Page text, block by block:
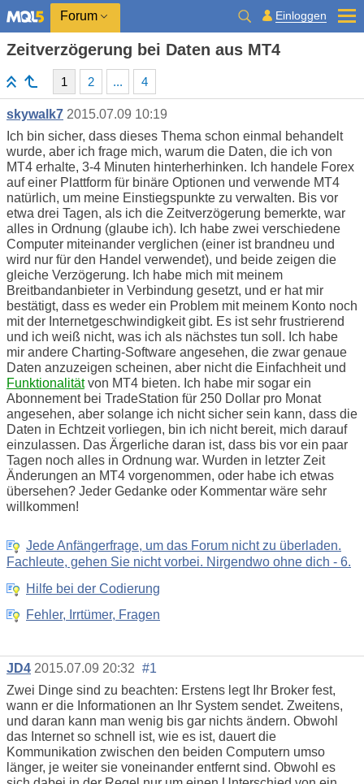
Forum Einloggen
Zeitverzögerung bei Daten aus MT4
1 2 ... 4
skywalk7 2015.07.09 10:19
Ich bin sicher, dass dieses Thema schon einmal behandelt
wurde, aber ich frage mich, warum die Daten, die ich von
MT4 erhalte, 3-4 Minuten hinterherhinken. Ich handele Forex
auf einer Plattform für binäre Optionen und verwende MT4
natürlich, um meine Einstiegspunkte zu verwalten. Bis vor
etwa drei Tagen, als ich die Zeitverzögerung bemerkte, war
alles in Ordnung (glaube ich). Ich habe zwei verschiedene
Computer miteinander verglichen (einer ist brandneu und
wird nur für den Handel verwendet), und beide zeigen die
gleiche Verzögerung. Ich habe mich mit meinem
Breitbandanbieter in Verbindung gesetzt, und er hat mir
bestätigt, dass es weder ein Problem mit meinem Konto noch
mit der Internetgeschwindigkeit gibt. Es ist sehr frustrierend
und ich weiß nicht, was ich als nächstes tun soll. Ich habe
mir andere Charting-Software angesehen, die zwar genaue
Daten anzuzeigen scheinen, aber nicht die Einfachheit und
Funktionalitätvon MT4 bieten. Ich habe mir sogar ein
Abonnement bei TradeStation für 250 Dollar pro Monat
angesehen, aber solange ich nicht sicher sein kann, dass die
Daten in Echtzeit vorliegen, bin ich nicht bereit, mich darauf
einzulassen. Das Ärgerliche daran ist, dass bis vor ein paar
Tagen noch alles in Ordnung war. Wurden in letzter Zeit
Änderungen an MT4 vorgenommen, oder habe ich etwas
übersehen? Jeder Gedanke oder Kommentar wäre sehr
willkommen!
Jede Anfängerfrage, um das Forum nicht zu überladen.
Fachleute, gehen Sie nicht vorbei. Nirgendwo ohne dich - 6.
Hilfe bei der Codierung
Fehler, Irrtümer, Fragen
JD4 2015.07.09 20:32 #1
Zwei Dinge sind zu beachten: Erstens legt Ihr Broker fest,
wann er die Informationen an Ihr System sendet. Zweitens,
und daran kann man wenig bis gar nichts ändern. Obwohl
das Internet so schnell ist, wie es ist, dauert die
Kommunikation zwischen den beiden Computern umso
länger, je weiter sie voneinander entfernt sind. Obwohl es